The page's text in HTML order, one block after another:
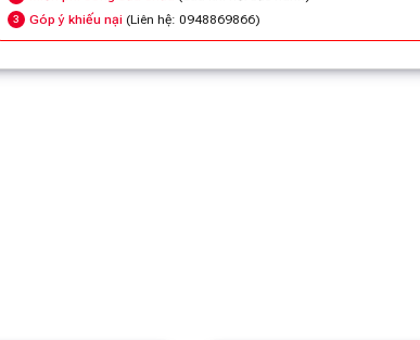
3 Góp ý khiếu nại (Liên hệ: 0948869866)